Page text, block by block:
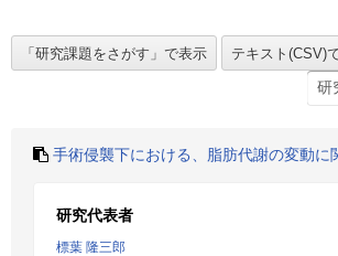
手術侵襲下における、脂肪代謝の変動に
研究代表者
標葉 隆三郎